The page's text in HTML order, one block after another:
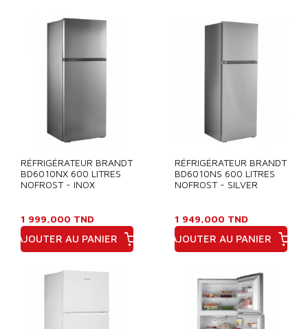
RÉFRIGÉRATEUR BRANDT
BD6010NX 600 LITRES
NOFROST - INOX
1 999,000 TND
AJOUTER AU PANIER
RÉFRIGÉRATEUR BRANDT
BD6010NS 600 LITRES
NOFROST - SILVER
1 949,000 TND
AJOUTER AU PANIER